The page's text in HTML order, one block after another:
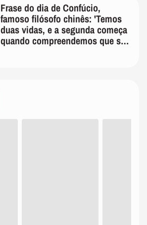
Frase do dia de Confúcio,
famoso filósofo chinês: 'Temos
duas vidas, e a segunda começa
quando compreendemos que só